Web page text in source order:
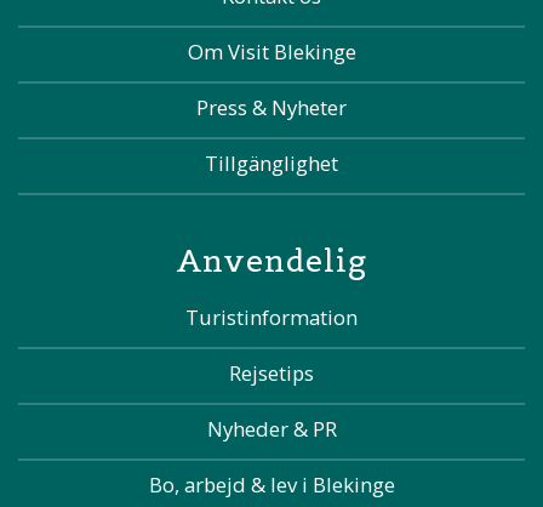
Om Visit Blekinge
Press & Nyheter
Tillgänglighet
Anvendelig
Turistinformation
Rejsetips
Nyheder & PR
Bo, arbejd & lev i Blekinge